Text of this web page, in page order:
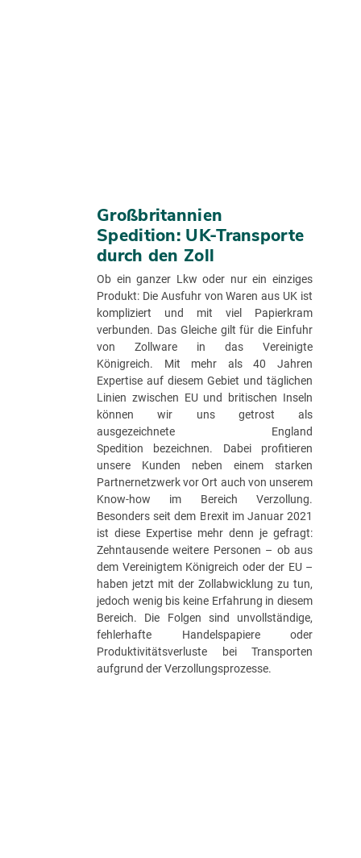
Großbritannien
Spedition: UK-Transporte
durch den Zoll
Ob ein ganzer Lkw oder nur ein einziges
Produkt: Die Ausfuhr von Waren aus UK ist
kompliziert und mit viel Papierkram
verbunden. Das Gleiche gilt für die Einfuhr
von Zollware in das Vereinigte
Königreich. Mit mehr als 40 Jahren
Expertise auf diesem Gebiet und täglichen
Linien zwischen EU und britischen Inseln
können wir uns getrost als
ausgezeichnete England
Spedition bezeichnen. Dabei profitieren
unsere Kunden neben einem starken
Partnernetzwerk vor Ort auch von unserem
Know-how im Bereich Verzollung.
Besonders seit dem Brexit im Januar 2021
ist diese Expertise mehr denn je gefragt:
Zehntausende weitere Personen – ob aus
dem Vereinigtem Königreich oder der EU –
haben jetzt mit der Zollabwicklung zu tun,
jedoch wenig bis keine Erfahrung in diesem
Bereich. Die Folgen sind unvollständige,
fehlerhafte Handelspapiere oder
Produktivitätsverluste bei Transporten
aufgrund der Verzollungsprozesse.